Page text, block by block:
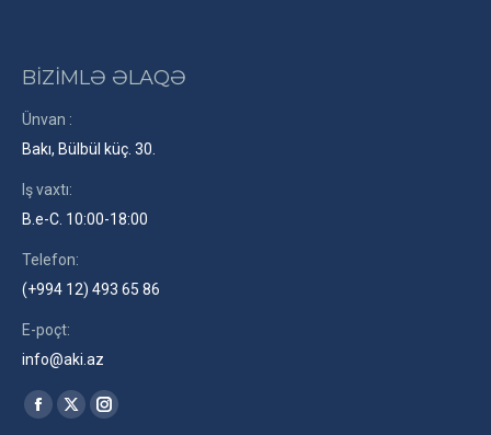
BİZİMLƏ ƏLAQƏ
Ünvan :
Bakı, Bülbül küç. 30.
Iş vaxtı:
B.e-C. 10:00-18:00
Telefon:
(+994 12) 493 65 86
E-poçt:
info@aki.az
Find us on:
Facebook
X Instagram